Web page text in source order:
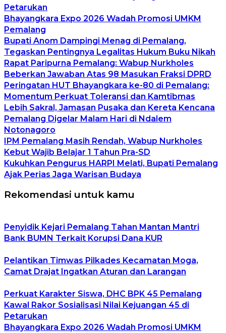
Petarukan
Bhayangkara Expo 2026 Wadah Promosi UMKM
Pemalang
Bupati Anom Dampingi Menag di Pemalang,
Tegaskan Pentingnya Legalitas Hukum Buku Nikah
Rapat Paripurna Pemalang: Wabup Nurkholes
Beberkan Jawaban Atas 98 Masukan Fraksi DPRD
Peringatan HUT Bhayangkara ke-80 di Pemalang:
Momentum Perkuat Toleransi dan Kamtibmas
Lebih Sakral, Jamasan Pusaka dan Kereta Kencana
Pemalang Digelar Malam Hari di Ndalem
Notonagoro
IPM Pemalang Masih Rendah, Wabup Nurkholes
Kebut Wajib Belajar 1 Tahun Pra-SD
Kukuhkan Pengurus HARPI Melati, Bupati Pemalang
Ajak Perias Jaga Warisan Budaya
Rekomendasi untuk kamu
Penyidik Kejari Pemalang Tahan Mantan Mantri
Bank BUMN Terkait Korupsi Dana KUR
Pelantikan Timwas Pilkades Kecamatan Moga,
Camat Drajat Ingatkan Aturan dan Larangan
Perkuat Karakter Siswa, DHC BPK 45 Pemalang
Kawal Rakor Sosialisasi Nilai Kejuangan 45 di
Petarukan
Bhayangkara Expo 2026 Wadah Promosi UMKM